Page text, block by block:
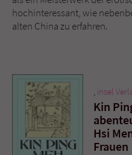
hochinteressant, wie
alten China zu erfahren.
, insel
Kin
Hsi
Frauen